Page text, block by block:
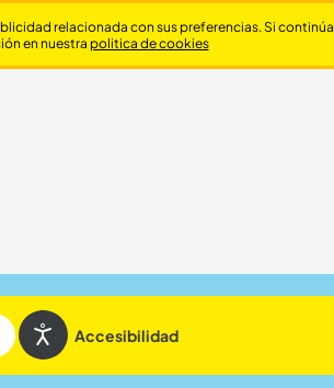
Accesibilidad
relacionada con sus preferencias. Si continúa
en nuestra politica de cookies